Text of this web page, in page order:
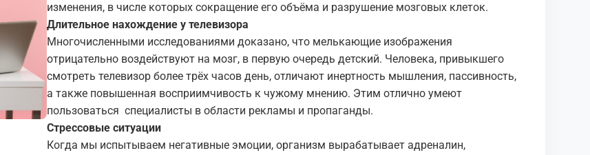
изменения, в числе которых сокращение его объёма и разрушение мозговых клеток.
Длительное нахождение у телевизора
Многочисленными исследованиями доказано, что мелькающие изображения
отрицательно воздействуют на мозг, в первую очередь детский. Человека, привыкшего
смотреть телевизор более трёх часов день, отличают инертность мышления, пассивность,
а также повышенная восприимчивость к чужому мнению. Этим отлично умеют
пользоваться специалисты в области рекламы и пропаганды.
Стрессовые ситуации
Когда мы испытываем негативные эмоции, организм вырабатывает адреналин,